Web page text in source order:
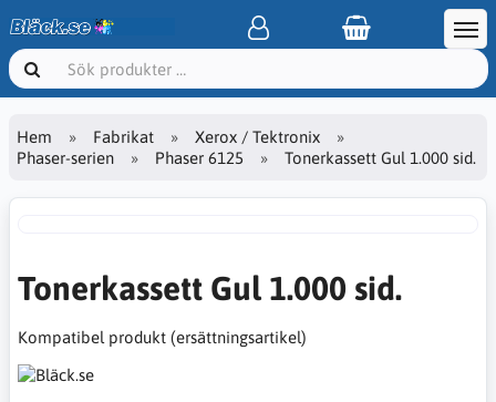
Hem Fabrikat
Xerox / Tektronix
Phaser-serien
Phaser 6125 Tonerkassett Gul 1.000 sid.
Tonerkassett Gul 1.000 sid.
Kompatibel produkt (ersättningsartikel)